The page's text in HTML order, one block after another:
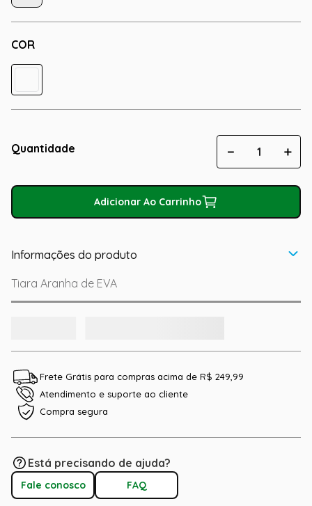
COR
Quantidade ＋
－
Adicionar Ao Carrinho
Informações do produto
Tiara Aranha de EVA
Frete Grátis para compras acima de R$ 249,99
Atendimento e suporte ao cliente
Compra segura
Está precisando de ajuda?
Fale conosco FAQ